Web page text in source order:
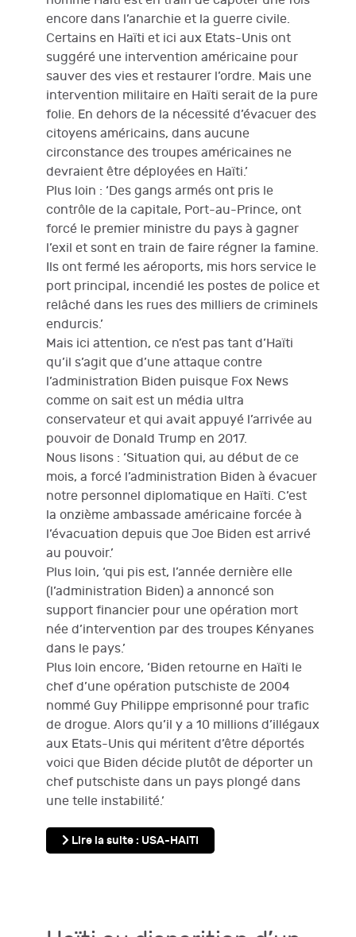
encore dans l’anarchie et la guerre civile.
Certains en Haïti et ici aux Etats-Unis ont
suggéré une intervention américaine pour
sauver des vies et restaurer l’ordre. Mais une
intervention militaire en Haïti serait de la pure
folie. En dehors de la nécessité d’évacuer des
citoyens américains, dans aucune
circonstance des troupes américaines ne
devraient être déployées en Haïti.’
Plus loin : ‘Des gangs armés ont pris le
contrôle de la capitale, Port-au-Prince, ont
forcé le premier ministre du pays à gagner
l’exil et sont en train de faire régner la famine.
Ils ont fermé les aéroports, mis hors service le
port principal, incendié les postes de police et
relâché dans les rues des milliers de criminels
endurcis.’
Mais ici attention, ce n’est pas tant d’Haïti
qu’il s’agit que d’une attaque contre
l’administration Biden puisque Fox News
comme on sait est un média ultra
conservateur et qui avait appuyé l’arrivée au
pouvoir de Donald Trump en 2017.
Nous lisons : ‘Situation qui, au début de ce
mois, a forcé l’administration Biden à évacuer
notre personnel diplomatique en Haïti. C’est
la onzième ambassade américaine forcée à
l’évacuation depuis que Joe Biden est arrivé
au pouvoir.’
Plus loin, ‘qui pis est, l’année dernière elle
(l’administration Biden) a annoncé son
support financier pour une opération mort
née d’intervention par des troupes Kényanes
dans le pays.’
Plus loin encore, ‘Biden retourne en Haïti le
chef d’une opération putschiste de 2004
nommé Guy Philippe emprisonné pour trafic
de drogue. Alors qu’il y a 10 millions d’illégaux
aux Etats-Unis qui méritent d’être déportés
voici que Biden décide plutôt de déporter un
chef putschiste dans un pays plongé dans
une telle instabilité.’
Lire la suite : USA-HAITI